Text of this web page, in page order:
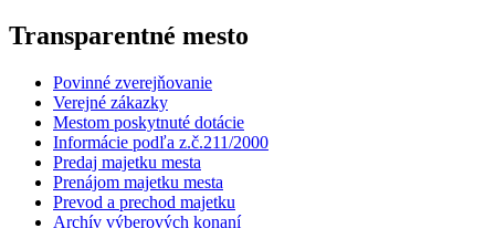
Transparentné mesto
Povinné zverejňovanie
Verejné zákazky
Mestom poskytnuté dotácie
Informácie podľa z.č.211/2000
Predaj majetku mesta
Prenájom majetku mesta
Prevod a prechod majetku
Archív výberových konaní